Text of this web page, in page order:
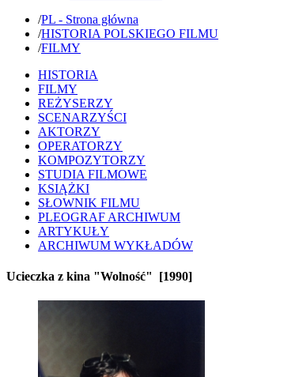
/PL - Strona główna
/HISTORIA POLSKIEGO FILMU
/FILMY
HISTORIA
FILMY
REŻYSERZY
SCENARZYŚCI
AKTORZY
OPERATORZY
KOMPOZYTORZY
STUDIA FILMOWE
KSIĄŻKI
SŁOWNIK FILMU
PLEOGRAF ARCHIWUM
ARTYKUŁY
ARCHIWUM WYKŁADÓW
Ucieczka z kina "Wolność" [1990]